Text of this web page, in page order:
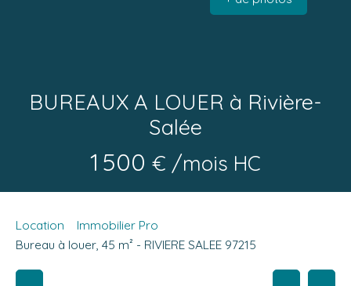
BUREAUX A LOUER à Rivière-
Salée
1 500 € /mois HC
Location
Immobilier Pro
Bureau à louer, 45 m² - RIVIERE SALEE 97215